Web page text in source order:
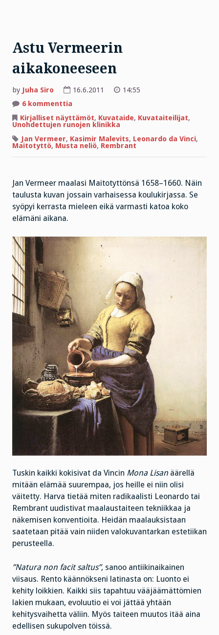
Astu Vermeerin
aikakoneeseen
by Juha Siro 16.6.2011
14:55
6 kommenttia
Vermeerin
aikakoneeseen
Kirjalliset näyttämöt, Kuvataide, Kuvataiteilijat,
Unohdettujen runojen klinikka
Jan Vermeer, Kasimir Malevits, Leonardo da Vinci,
Maitotyttö, Musta neliö, Rembrant
Jan Vermeer maalasi Maitotyttönsä 1658–1660. Näin
taulusta kuvan jossain varhaisessa koulukirjassa. Se
syöpyi kerrasta mieleen eikä varmasti katoa koko
elämäni aikana.
Tuskin kaikki kokisivat da Vincin Mona Lisan äärellä
mitään elämää suurempaa, jos heille ei niin olisi
väitetty. Harva tietää miten radikaalisti Leonardo tai
Rembrant uudistivat maalaustaiteen tekniikkaa ja
näkemisen konventioita. Heidän maalauksistaan
saatetaan pitää vain niiden valokuvantarkan estetiikan
perusteella.
”Natura non facit saltus”, sanoo antiikinaikainen
viisaus. Rento käännökseni latinasta on: Luonto ei
kehity loikkien. Kaikki siis tapahtuu vääjäämättömien
lakien mukaan, evoluutio ei voi jättää yhtään
kehitysvaihetta väliin. Myös taiteen muutos itää aina
edellisen sukupolven töissä.